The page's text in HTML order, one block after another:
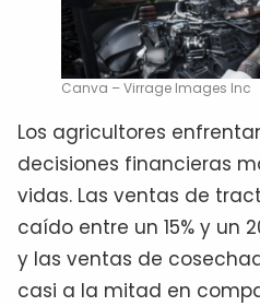
Canva – Virrage Images Inc
Los agricultores
decisiones financieras
vidas. Las ventas de
caído entre un 15% y un
y las ventas de
casi a la mitad en